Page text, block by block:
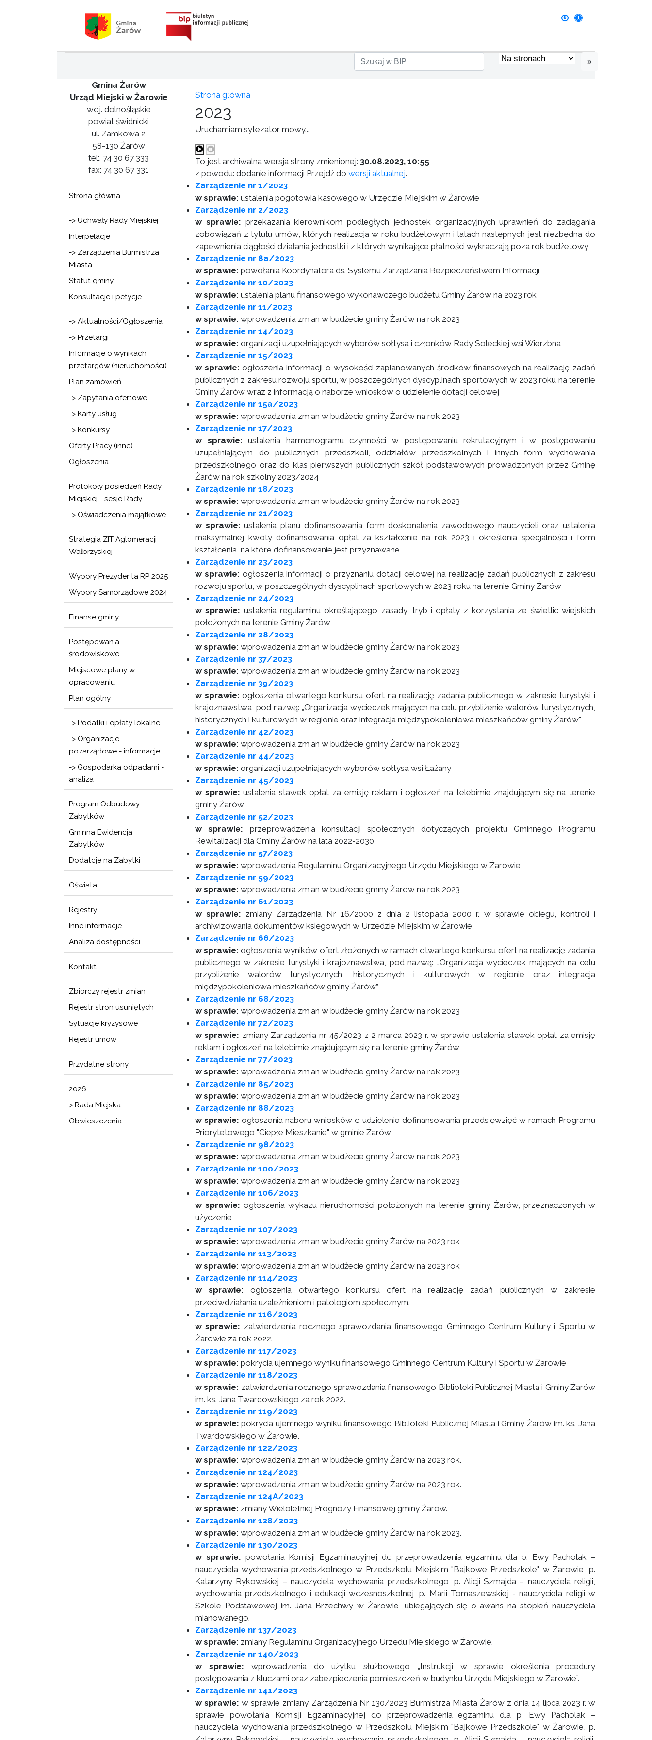
»
Gmina Żarów
Urząd Miejski w Żarowie
woj. dolnośląskie
powiat świdnicki
ul. Zamkowa 2
58-130 Żarów
tel:. 74 30 67 333
fax: 74 30 67 331
Strona główna
-> Uchwały Rady Miejskiej
Interpelacje
-> Zarządzenia Burmistrza
Miasta
Statut gminy
Konsultacje i petycje
-> Aktualności/Ogłoszenia
-> Przetargi
Informacje o wynikach
przetargów (nieruchomości)
Plan zamówień
-> Zapytania ofertowe
-> Karty usług
-> Konkursy
Oferty Pracy (inne)
Ogłoszenia
Protokoły posiedzeń Rady
Miejskiej - sesje Rady
-> Oświadczenia majątkowe
Strategia ZIT Aglomeracji
Wałbrzyskiej
Wybory Prezydenta RP 2025
Wybory Samorządowe 2024
Finanse gminy
Postępowania
środowiskowe
Miejscowe plany w
opracowaniu
Plan ogólny
-> Podatki i opłaty lokalne
-> Organizacje
pozarządowe - informacje
-> Gospodarka odpadami -
analiza
Program Odbudowy
Zabytków
Gminna Ewidencja
Zabytków
Dodatcje na Zabytki
Oświata
Rejestry
Inne informacje
Analiza dostępności
Kontakt
Zbiorczy rejestr zmian
Rejestr stron usuniętych
Sytuacje kryzysowe
Rejestr umów
Przydatne strony
2026
> Rada Miejska
Obwieszczenia
Strona główna
2023
Uruchamiam sytezator mowy...
To jest archiwalna wersja strony zmienionej: 30.08.2023, 10:55
z powodu: dodanie informacji Przejdź do wersji aktualnej.
Zarządzenie nr 1/2023
w sprawie: ustalenia pogotowia kasowego w Urzędzie Miejskim w Żarowie
Zarządzenie nr 2/2023
w sprawie: przekazania kierownikom podległych jednostek organizacyjnych uprawnień do zaciągania
zobowiązań z tytułu umów, których realizacja w roku budżetowym i latach następnych jest niezbędna do
zapewnienia ciągłości działania jednostki i z których wynikające płatności wykraczają poza rok budżetowy
Zarządzenie nr 8a/2023
w sprawie: powołania Koordynatora ds. Systemu Zarządzania Bezpieczeństwem Informacji
Zarządzenie nr 10/2023
w sprawie: ustalenia planu finansowego wykonawczego budżetu Gminy Żarów na 2023 rok
Zarządzenie nr 11/2023
w sprawie: wprowadzenia zmian w budżecie gminy Żarów na rok 2023
Zarządzenie nr 14/2023
w sprawie: organizacji uzupełniających wyborów sołtysa i członków Rady Soleckiej wsi Wierzbna
Zarządzenie nr 15/2023
w sprawie: ogłoszenia informacji o wysokości zaplanowanych środków finansowych na realizację zadań
publicznych z zakresu rozwoju sportu, w poszczególnych dyscyplinach sportowych w 2023 roku na terenie
Gminy Żarów wraz z informacją o naborze wniosków o udzielenie dotacji celowej
Zarządzenie nr 15a/2023
w sprawie: wprowadzenia zmian w budżecie gminy Żarów na rok 2023
Zarządzenie nr 17/2023
w sprawie:ustalenia harmonogramu czynności w postępowaniu rekrutacyjnym i w postępowaniu
uzupełniającym do publicznych przedszkoli, oddziałów przedszkolnych i innych form wychowania
przedszkolnego oraz do klas pierwszych publicznych szkół podstawowych prowadzonych przez Gminę
Żarów na rok szkolny 2023/2024
Zarządzenie nr 18/2023
w sprawie: wprowadzenia zmian w budżecie gminy Żarów na rok 2023
Zarządzenie nr 21/2023
w sprawie: ustalenia planu dofinansowania form doskonalenia zawodowego nauczycieli oraz ustalenia
maksymalnej kwoty dofinansowania opłat za kształcenie na rok 2023 i określenia specjalności i form
kształcenia, na które dofinansowanie jest przyznawane
Zarządzenie nr 23/2023
w sprawie: ogłoszenia informacji o przyznaniu dotacji celowej na realizację zadań publicznych z zakresu
rozwoju sportu, w poszczególnych dyscyplinach sportowych w 2023 roku na terenie Gminy Żarów
Zarządzenie nr 24/2023
w sprawie: ustalenia regulaminu określającego zasady, tryb i opłaty z korzystania ze świetlic wiejskich
położonych na terenie Gminy Żarów
Zarządzenie nr 28/2023
w sprawie: wprowadzenia zmian w budżecie gminy Żarów na rok 2023
Zarządzenie nr 37/2023
w sprawie: wprowadzenia zmian w budżecie gminy Żarów na rok 2023
Zarządzenie nr 39/2023
w sprawie: ogłoszenia otwartego konkursu ofert na realizację zadania publicznego w zakresie turystyki i
krajoznawstwa, pod nazwą: „Organizacja wycieczek mających na celu przybliżenie walorów turystycznych,
historycznych i kulturowych w regionie oraz integracja międzypokoleniowa mieszkańców gminy Żarów"
Zarządzenie nr 42/2023
w sprawie: wprowadzenia zmian w budżecie gminy Żarów na rok 2023
Zarządzenie nr 44/2023
w sprawie: organizacji uzupełniających wyborów sołtysa wsi Łażany
Zarządzenie nr 45/2023
w sprawie:ustalenia stawek opłat za emisję reklam i ogłoszeń na telebimie znajdującym się na terenie
gminy Żarów
Zarządzenie nr 52/2023
w sprawie: przeprowadzenia konsultacji społecznych dotyczących projektu Gminnego Programu
Rewitalizacji dla Gminy Żarów na lata 2022-2030
Zarządzenie nr 57/2023
w sprawie: wprowadzenia Regulaminu Organizacyjnego Urzędu Miejskiego w Żarowie
Zarządzenie nr 59/2023
w sprawie: wprowadzenia zmian w budżecie gminy Żarów na rok 2023
Zarządzenie nr 61/2023
w sprawie: zmiany Zarządzenia Nr 16/2000 z dnia 2 listopada 2000 r. w sprawie obiegu, kontroli i
archiwizowania dokumentów księgowych w Urzędzie Miejskim w Żarowie
Zarządzenie nr 66/2023
w sprawie: ogłoszenia wyników ofert złożonych w ramach otwartego konkursu ofert na realizację zadania
publicznego w zakresie turystyki i krajoznawstwa, pod nazwą: „Organizacja wycieczek mających na celu
przybliżenie walorów turystycznych, historycznych i kulturowych w regionie oraz integracja
międzypokoleniowa mieszkańców gminy Żarów”
Zarządzenie nr 68/2023
w sprawie: wprowadzenia zmian w budżecie gminy Żarów na rok 2023
Zarządzenie nr 72/2023
w sprawie: zmiany Zarządzenia nr 45/2023 z 2 marca 2023 r. w sprawie ustalenia stawek opłat za emisję
reklam i ogłoszeń na telebimie znajdującym się na terenie gminy Żarów
Zarządzenie nr 77/2023
w sprawie: wprowadzenia zmian w budżecie gminy Żarów na rok 2023
Zarządzenie nr 85/2023
w sprawie: wprowadzenia zmian w budżecie gminy Żarów na rok 2023
Zarządzenie nr 88/2023
w sprawie: ogłoszenia naboru wniosków o udzielenie dofinansowania przedsięwzięć w ramach Programu
Priorytetowego "Ciepłe Mieszkanie" w gminie Żarów
Zarządzenie nr 98/2023
w sprawie: wprowadzenia zmian w budżecie gminy Żarów na rok 2023
Zarządzenie nr 100/2023
w sprawie: wprowadzenia zmian w budżecie gminy Żarów na rok 2023
Zarządzenie nr 106/2023
w sprawie: ogłoszenia wykazu nieruchomości położonych na terenie gminy Żarów, przeznaczonych w
użyczenie
Zarządzenie nr 107/2023
w sprawie: wprowadzenia zmian w budżecie gminy Żarów na 2023 rok
Zarządzenie nr 113/2023
w sprawie: wprowadzenia zmian w budżecie gminy Żarów na 2023 rok
Zarządzenie nr 114/2023
w sprawie:ogłoszenia otwartego konkursu ofert na realizację zadań publicznych w zakresie
przeciwdziałania uzależnieniom i patologiom społecznym.
Zarządzenie nr 116/2023
w sprawie: zatwierdzenia rocznego sprawozdania finansowego Gminnego Centrum Kultury i Sportu w
Żarowie za rok 2022.
Zarządzenie nr 117/2023
w sprawie: pokrycia ujemnego wyniku finansowego Gminnego Centrum Kultury i Sportu w Żarowie
Zarządzenie nr 118/2023
w sprawie: zatwierdzenia rocznego sprawozdania finansowego Biblioteki Publicznej Miasta i Gminy Żarów
im. ks. Jana Twardowskiego za rok 2022.
Zarządzenie nr 119/2023
w sprawie: pokrycia ujemnego wyniku finansowego Biblioteki Publicznej Miasta i Gminy Żarów im. ks. Jana
Twardowskiego w Żarowie.
Zarządzenie nr 122/2023
w sprawie: wprowadzenia zmian w budżecie gminy Żarów na 2023 rok.
Zarządzenie nr 124/2023
w sprawie: wprowadzenia zmian w budżecie gminy Żarów na 2023 rok.
Zarządzenie nr 124A/2023
w sprawie: zmiany Wieloletniej Prognozy Finansowej gminy Żarów.
Zarządzenie nr 128/2023
w sprawie: wprowadzenia zmian w budżecie gminy Żarów na rok 2023.
Zarządzenie nr 130/2023
w sprawie: powołania Komisji Egzaminacyjnej do przeprowadzenia egzaminu dla p. Ewy Pacholak –
nauczyciela wychowania przedszkolnego w Przedszkolu Miejskim "Bajkowe Przedszkole" w Żarowie, p.
Katarzyny Rykowskiej – nauczyciela wychowania przedszkolnego, p. Alicji Szmajda – nauczyciela religii,
wychowania przedszkolnego i edukacji wczesnoszkolnej, p. Marii Tomaszewskiej - nauczyciela religii w
Szkole Podstawowej im. Jana Brzechwy w Żarowie, ubiegających się o awans na stopień nauczyciela
mianowanego.
Zarządzenie nr 137/2023
w sprawie: zmiany Regulaminu Organizacyjnego Urzędu Miejskiego w Żarowie.
Zarządzenie nr 140/2023
w sprawie:wprowadzenia do użytku służbowego „Instrukcji w sprawie określenia procedury
postępowania z kluczami oraz zabezpieczenia pomieszczeń w budynku Urzędu Miejskiego w Żarowie”.
Zarządzenie nr 141/2023
w sprawie:w sprawie zmiany Zarządzenia Nr 130/2023 Burmistrza Miasta Żarów z dnia 14 lipca 2023 r. w
sprawie powołania Komisji Egzaminacyjnej do przeprowadzenia egzaminu dla p. Ewy Pacholak –
nauczyciela wychowania przedszkolnego w Przedszkolu Miejskim "Bajkowe Przedszkole" w Żarowie, p.